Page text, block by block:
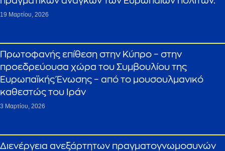
19 Μαρτίου, 2026
Πρωτοφανής επίθεση στην Κύπρο – στην
προεδρεύουσα χώρα του Συμβουλίου της
Ευρωπαϊκής Ένωσης – από το μουσουλμανικό
καθεστώς του Ιράν
3 Μαρτίου, 2026
Διενέργεια ανεξάρτητων πραγματογνωμοσυνών